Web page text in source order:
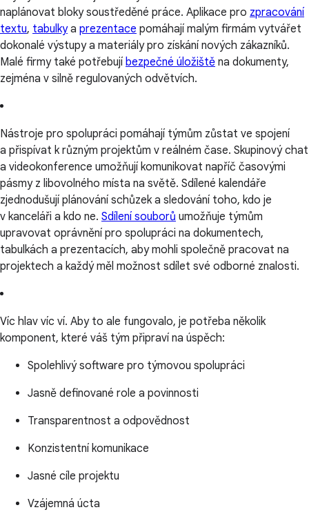
naplánovat bloky soustředěné práce. Aplikace pro zpracování
textu, tabulkya prezentace pomáhají malým firmám vytvářet
dokonalé výstupy a materiály pro získání nových zákazníků.
Malé firmy také potřebují bezpečné úložiště na dokumenty,
zejména v silně regulovaných odvětvích.
Nástroje pro spolupráci pomáhají týmům zůstat ve spojení
a přispívat k různým projektům v reálném čase. Skupinový chat
a videokonference umožňují komunikovat napříč časovými
pásmy z libovolného místa na světě. Sdílené kalendáře
zjednodušují plánování schůzek a sledování toho, kdo je
v kanceláři a kdo ne. Sdílení souborů umožňuje týmům
upravovat oprávnění pro spolupráci na dokumentech,
tabulkách a prezentacích, aby mohli společně pracovat na
projektech a každý měl možnost sdílet své odborné znalosti.
Víc hlav víc ví. Aby to ale fungovalo, je potřeba několik
komponent, které váš tým připraví na úspěch:
Spolehlivý software pro týmovou spolupráci
Jasně definované role a povinnosti
Transparentnost a odpovědnost
Konzistentní komunikace
Jasné cíle projektu
Vzájemná úcta